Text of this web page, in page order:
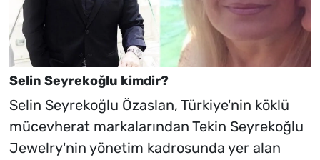
Selin Seyrekoğlu kimdir?
Selin Seyrekoğlu Özaslan, Türkiye'nin köklü
mücevherat markalarından Tekin Seyrekoğlu
Jewelry'nin yönetim kadrosunda yer alan